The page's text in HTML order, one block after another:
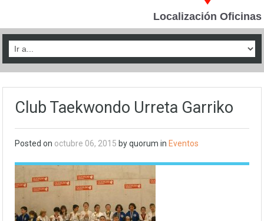
Localización Oficinas
Club Taekwondo Urreta Garriko
Posted on octubre 06, 2015 by quorum in Eventos